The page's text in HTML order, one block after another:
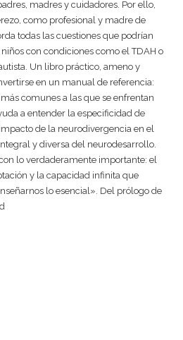
madres y cuidadores. Por ello,
como profesional y madre de
todas las cuestiones que podrían
con condiciones como el TDAH o
Un libro práctico, ameno y
en un manual de referencia:
comunes a las que se enfrentan
a entender la especificidad de
de la neurodivergencia en el
y diversa del neurodesarrollo.
lo verdaderamente importante: el
y la capacidad infinita que
lo esencial». Del prólogo de